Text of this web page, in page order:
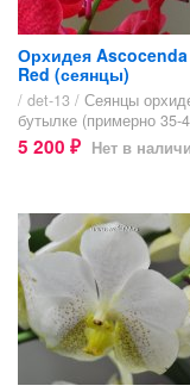
Орхидея
Red (сеянцы)
/ det-13 / Сеянцы
бутылке (примерно 35-
5 200 ₽ Нет в